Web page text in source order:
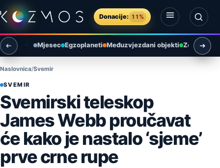
Preskoči na sadržaj
Donacije: 11%
Otvori izbornik
Otvori pretragu
Mjesec Egzoplaneti Međuzvjezdani objekti Zemlja i
Naslovnica Svemir
SVEMIR
Svemirski teleskop
James Webb proučavat
će kako je nastalo ‘sjeme’
prve crne rupe